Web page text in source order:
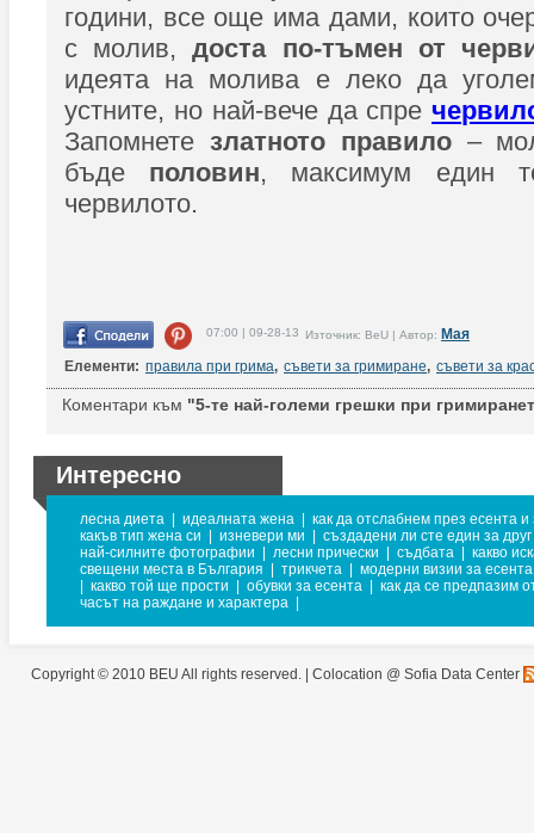
години, все още има дами, които
с молив,доста по-тъмен от
идеята на молива е леко да
устните, но най-вече да спре
Запомнете златното правило–
бъде половин, максимум един
червилото.
07:00 | 09-28-13 Източник: BeU | Автор: Мая
Елементи: правила при грима, съвети за гримиране, съвети за
Коментари към "5-те най-големи грешки при
Интересно
лесна диета идеалната жена
как да отслабнем през есента и
какъв тип жена си
изневери ми
създадени ли сте един за друг
най-силните фотографии
лесни прически съдбата
какво
свещени места в България
трикчета
модерни визии за есента
какво той ще прости обувки за есента
как да се предпазим
часът на раждане и характера
Copyright © 2010 BEU All rights reserved. | Colocation @ Sofia Data Center